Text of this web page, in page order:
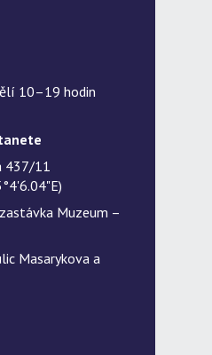
10–19 hodin
437/11
Muzeum –
Masarykova a